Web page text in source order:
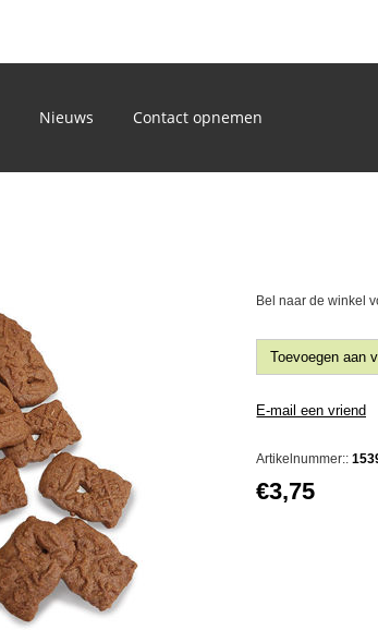
Nieuws Contact opnemen
Bel naar de winkel
Artikelnummer::
€3,75